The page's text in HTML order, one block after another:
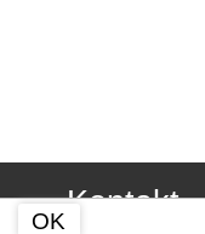
Kontakt
OK